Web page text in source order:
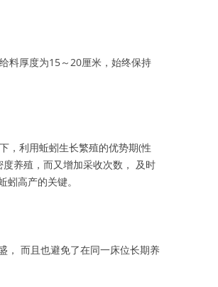
料厚度为15～20厘米，始终保持
，利用蚯蚓生长繁殖的优势期(性
养殖，而又增加采收次数， 及时
高产的关键。
， 而且也避免了在同一床位长期养